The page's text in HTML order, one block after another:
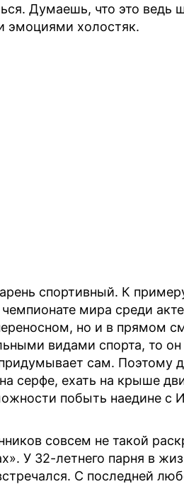
Думаешь, что это ведь
эмоциями холостяк.
спортивный. К
мира среди
но и в прямом
видами спорта, то
сам. Поэтому
серфе, ехать на крыше
побыть наедине с
совсем не такой
У 32-летнего парня в
С последней